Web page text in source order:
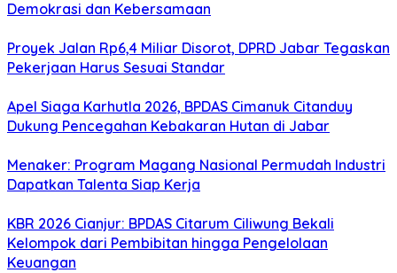
Demokrasi dan Kebersamaan
Proyek Jalan Rp6,4 Miliar Disorot, DPRD Jabar Tegaskan
Pekerjaan Harus Sesuai Standar
Apel Siaga Karhutla 2026, BPDAS Cimanuk Citanduy
Dukung Pencegahan Kebakaran Hutan di Jabar
Menaker: Program Magang Nasional Permudah Industri
Dapatkan Talenta Siap Kerja
KBR 2026 Cianjur: BPDAS Citarum Ciliwung Bekali
Kelompok dari Pembibitan hingga Pengelolaan
Keuangan